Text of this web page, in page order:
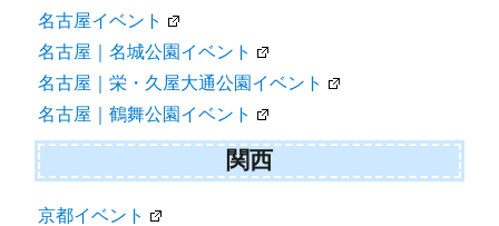
名古屋イベント
名古屋｜名城公園イベント
名古屋｜栄・久屋大通公園イベント
名古屋｜鶴舞公園イベント
関西
京都イベント